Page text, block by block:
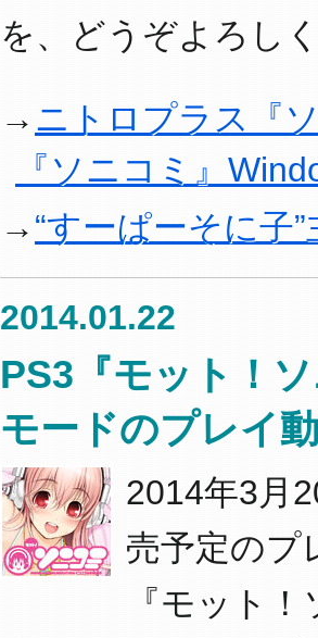
を、どうぞよろし
ニトロプラス『
『ソニコミ』
“すーぱーそに子
2014.01.22
PS3『モット！
モードのプレイ
2014年3月
売予定のプ
『モット